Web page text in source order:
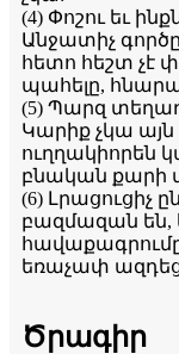
(4) Փոշու եւ
Անջատիչ
հետո հեշտ չէ
պահելը,
(5) Պարզ
Կարիք չկա
ուղղակիորեն
բնական քարի
(6) Լրացուցիչ
բազմազան են,
եռաչափ
Ծրագիր